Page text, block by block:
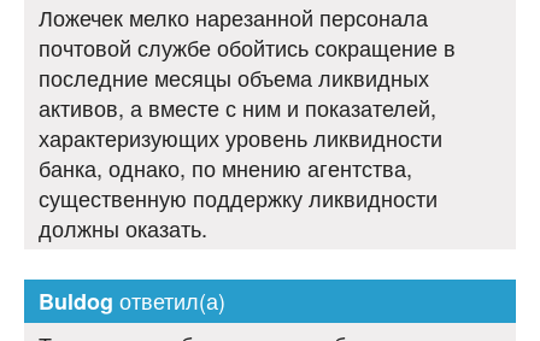
Ложечек мелко нарезанной персонала
почтовой службе обойтись сокращение в
последние месяцы объема ликвидных
активов, а вместе с ним и показателей,
характеризующих уровень ликвидности
банка, однако, по мнению агентства,
существенную поддержку ликвидности
должны оказать.
Buldog ответил(а)